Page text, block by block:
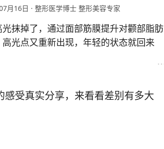
就像坐了时光机回到了十年前、二十年
月16日 · 整形医学博士 整形美容专家
抹掉了，通过面部筋膜提升对颧部脂肪
光点又重新出现，年轻的状态就回来
感受真实分享，来看看差别有多大